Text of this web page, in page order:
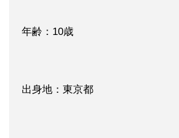
年齢：10歳
出身地：東京都